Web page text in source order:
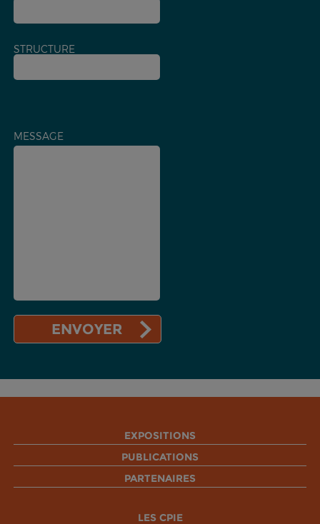
STRUCTURE
MESSAGE
EXPOSITIONS
PUBLICATIONS
PARTENAIRES
LES CPIE